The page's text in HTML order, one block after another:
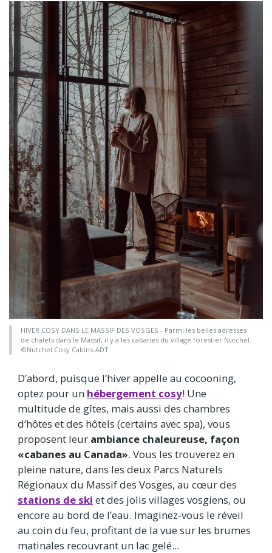
HIVER COSY DANS LE MASSIF DES VOSGES - Parmi les belles adresses
de chalets dans le Massif, il y a les cabanes du village forestier Nutchel.
©Nutchel Cosy Cabins-ADT
D’abord, puisque l’hiver appelle au cocooning,
optez pour un hébergement cosy! Une
multitude de gîtes, mais aussi des chambres
d’hôtes et des hôtels (certains avec spa), vous
proposent leur ambiance chaleureuse, façon
«cabanes au Canada». Vous les trouverez en
pleine nature, dans les deux Parcs Naturels
Régionaux du Massif des Vosges, au cœur des
stations de ski et des jolis villages vosgiens, ou
encore au bord de l’eau. Imaginez-vous le réveil
au coin du feu, profitant de la vue sur les brumes
matinales recouvrant un lac gelé...